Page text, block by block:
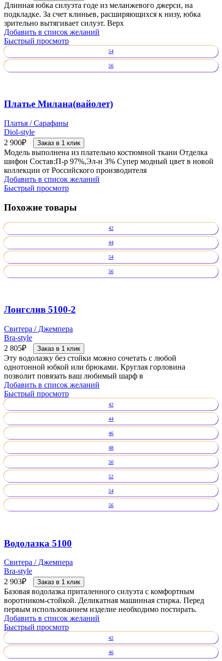
Длинная юбка силуэта годе из меланжевого джерси, на
подкладке. За счет клиньев, расширяющихся к низу, юбка
зрительно вытягивает силуэт. Верх
Добавить в список желаний
Быстрый просмотр
54
56
Платье Милана(вайолет)
Платья / Сарафаны
Diol-style
2 900₽ Заказ в 1 клик
Модель выполнена из плательно костюмной ткани Отделка
шифон Состав:П-р 97%,Эл-н 3% Супер модный цвет в новой
коллекции от Российского производителя
Добавить в список желаний
Быстрый просмотр
Похожие товары
42
44
54
56
Лонгслив 5100-2
Свитера / Джемпера
Bra-style
2 805₽ Заказ в 1 клик
Эту водолазку без стойки можно сочетать с любой
однотонной юбкой или брюками. Круглая горловина
позволит повязать ваш любимый шарф в
Добавить в список желаний
Быстрый просмотр
42
44
46
48
50
52
54
56
Водолазка 5100
Свитера / Джемпера
Bra-style
2 903₽ Заказ в 1 клик
Базовая водолазка приталенного силуэта с комфортным
воротником-стойкой. Деликатная машинная стирка. Перед
первым использованием изделие необходимо постирать.
Добавить в список желаний
Быстрый просмотр
42
46